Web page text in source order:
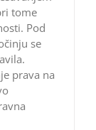
tome
Pod
se
prava na